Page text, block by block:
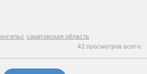
энгельс саратовская область
42 просмотров всего.